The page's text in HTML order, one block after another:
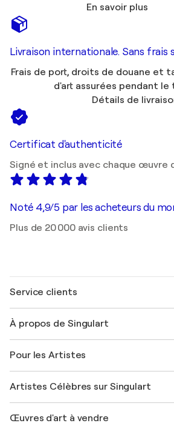
En savoir plus
Livraison internationale. Sans frais
Frais de port, droits de douane et
d'art assurées pendant le
Détails de
Certificat d'authenticité
Signé et inclus avec chaque œuvre
Noté 4,9/5 par les acheteurs du
Plus de 20 000 avis clients
Service clients
Expédition
Offrir une carte cadeau
Rejoignez notre programme
Mon compte
+33 1 76 44 06 42
À propos de Singulart
FAQ
Magazine Singulart
Emplois
Découvrez une sélection d'art original
Pour les Artistes
Se connecter en tant qu'Artiste
Artistes Célèbres sur Singulart
Marc Chagall
Œuvres d'art à vendre